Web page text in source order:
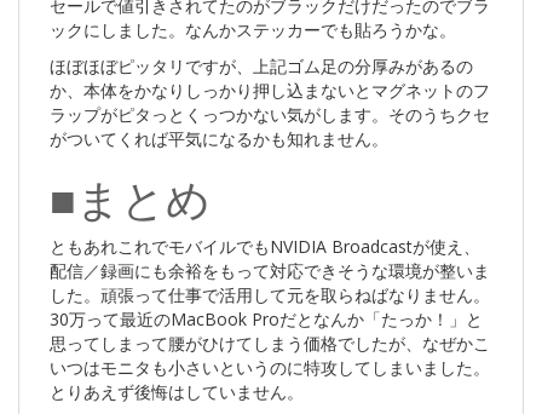
セールで値引きされてたのがブラックだけだったのでブラ
ックにしました。なんかステッカーでも貼ろうかな。
ほぼほぼピッタリですが、上記ゴム足の分厚みがあるの
か、本体をかなりしっかり押し込まないとマグネットのフ
ラップがピタっとくっつかない気がします。そのうちクセ
がついてくれば平気になるかも知れません。
■まとめ
ともあれこれでモバイルでもNVIDIA Broadcastが使え、
配信／録画にも余裕をもって対応できそうな環境が整いま
した。頑張って仕事で活用して元を取らねばなりません。
30万って最近のMacBook Proだとなんか「たっか！」と
思ってしまって腰がひけてしまう価格でしたが、なぜかこ
いつはモニタも小さいというのに特攻してしまいました。
とりあえず後悔はしていません。